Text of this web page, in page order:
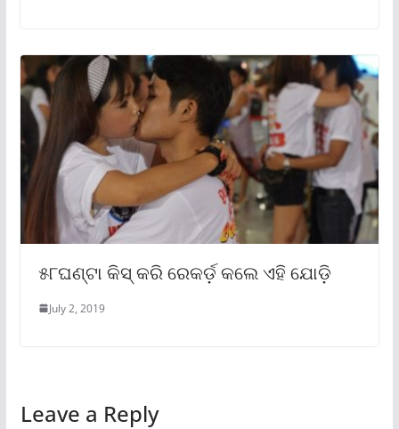
୫୮ଘଣ୍ଟା କିସ୍ କରି ରେକର୍ଡ଼ କଲେ ଏହି ଯୋଡ଼ି
July 2, 2019
Leave a Reply